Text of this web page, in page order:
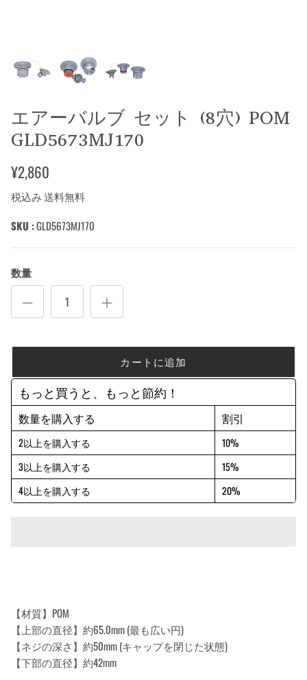
エアーバルブ セット (8穴) POM
GLD5673MJ170
¥2,860
税込み 送料無料
SKU :GLD5673MJ170
数量
カートに追加
もっと買うと、もっと節約！
数量を購入する 割引
2以上を購入する
10%
3以上を購入する
15%
4以上を購入する
20%
【材質】POM
【上部の直径】約65.0mm (最も広い円)
【ネジの深さ】約50mm (キャップを閉じた状態)
【下部の直径】約42mm